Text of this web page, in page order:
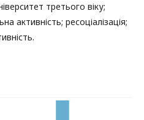
третього віку;
активність; ресоціалізація;